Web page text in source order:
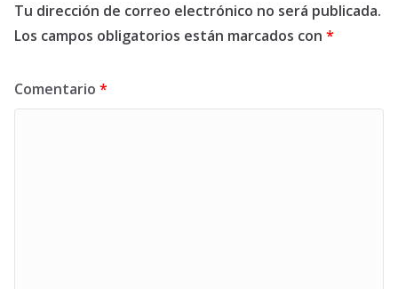
Tu dirección de correo electrónico no será publicada.
Los campos obligatorios están marcados con *
Comentario *